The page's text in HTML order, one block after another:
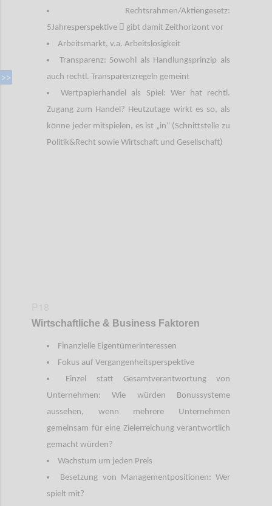
Rechtsrahmen/Aktiengesetz:
5Jahresperspektive  gibt damit Zeithorizont vor
Arbeitsmarkt, v.a. Arbeitslosigkeit
Transparenz: Sowohl als Handlungsprinzip als
auch rechtl. Transparenzregeln gemeint
Wertpapierhandel als Spiel: Wer hat rechtl.
Zugang zum Handel? Heutzutage wirkt es so, als
könne jeder mitspielen, es ist „in“ (Schnittstelle zu
Politik&Recht sowie Wirtschaft und Gesellschaft)
Wirtschaftliche & Business Faktoren
Finanzielle Eigentümerinteressen
Fokus auf Vergangenheitsperspektive
Einzel statt Gesamtverantwortung von
Unternehmen: Wie würden Bonussysteme
aussehen, wenn mehrere Unternehmen
gemeinsam für eine Zielerreichung verantwortlich
gemacht würden?
Wachstum um jeden Preis
Besetzung von Managementpositionen: Wer
spielt mit?